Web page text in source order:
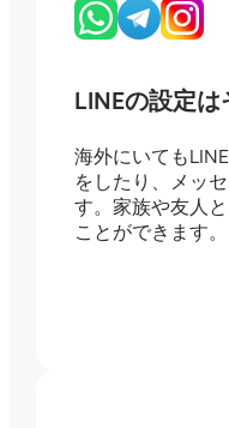
LINEの設定は
海外にいても
をしたり、メッ
す。家族や友人
ことができます。